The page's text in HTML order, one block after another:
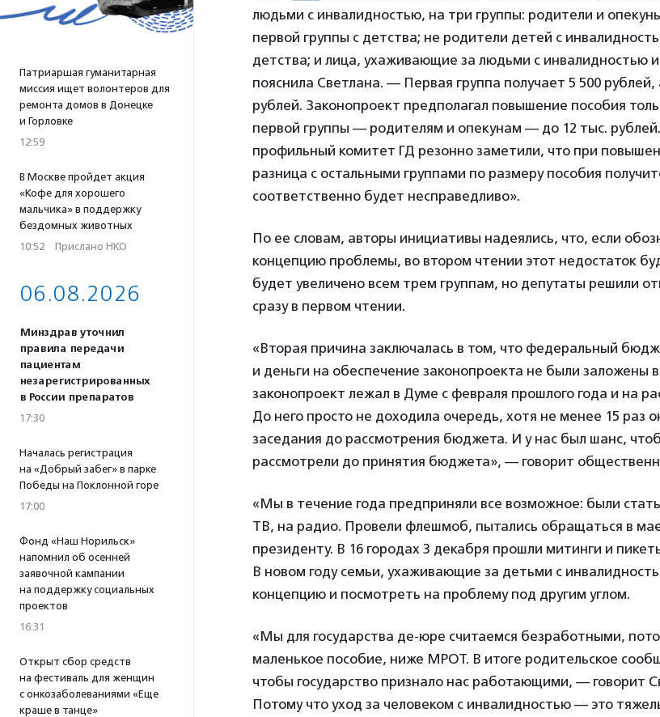
Патриаршая гуманитарная
миссия ищет волонтеров для
ремонта домов в Донецке
и Горловке
12:59
В Москве пройдет акция
«Кофе для хорошего
мальчика» в поддержку
бездомных животных
10:52 · Прислано НКО
06.08.2026
Минздрав уточнил
правила передачи
пациентам
незарегистрированных
в России препаратов
17:30
Началась регистрация
на «Добрый забег» в парке
Победы на Поклонной горе
17:00
Фонд «Наш Норильск»
напомнил об осенней
заявочной кампании
на поддержку социальных
проектов
16:31
Открыт сбор средств
на фестиваль для женщин
с онкозаболеваниями «Еще
краше в танце»
людьми с инвалидностью, на три группы: родители и
первой группы с детства; не родители детей с
детства; и лица, ухаживающие за людьми с инвалидностью
пояснила Светлана. — Первая группа получает 5 500
рублей. Законопроект предполагал повышение пособия
первой группы — родителям и опекунам — до 12 тыс.
профильный комитет ГД резонно заметили, что при
разница с остальными группами по размеру пособия
соответственно будет несправедливо».
По ее словам, авторы инициативы надеялись, что, если
концепцию проблемы, во втором чтении этот недостаток
будет увеличено всем трем группам, но депутаты решили
сразу в первом чтении.
«Вторая причина заключалась в том, что федеральный
и деньги на обеспечение законопроекта не были заложены
законопроект лежал в Думе с февраля прошлого года и на
До него просто не доходила очередь, хотя не менее 15 раз
заседания до рассмотрения бюджета. И у нас был шанс,
рассмотрели до принятия бюджета», — говорит
«Мы в течение года предприняли все возможное: были
ТВ, на радио. Провели флешмоб, пытались обращаться в
президенту. В 16 городах 3 декабря прошли митинги и
В новом году семьи, ухаживающие за детьми с
концепцию и посмотреть на проблему под другим углом.
«Мы для государства де-юре считаемся безработными,
маленькое пособие, ниже МРОТ. В итоге родительское
чтобы государство признало нас работающими, — говорит
Потому что уход за человеком с инвалидностью — это